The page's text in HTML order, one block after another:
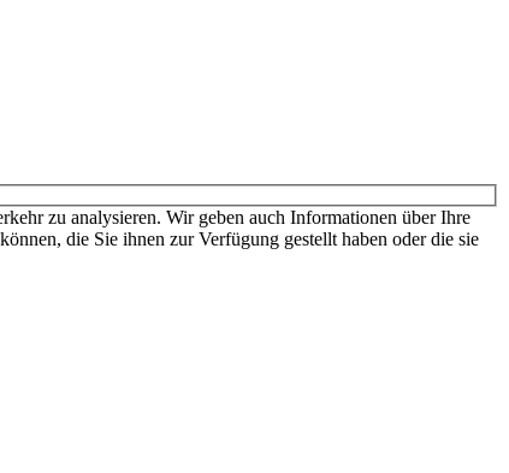
zu analysieren. Wir geben auch Informationen über Ihre
die Sie ihnen zur Verfügung gestellt haben oder die sie